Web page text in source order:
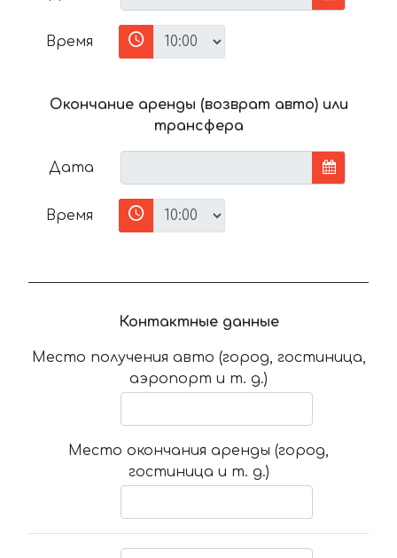
Время
Окончание аренды (возврат авто) или
трансфера
Дата
Время
Контактные данные
Место получения авто (город, гостиница,
аэропорт и т. д.)
Место окончания аренды (город,
гостиница и т. д.)